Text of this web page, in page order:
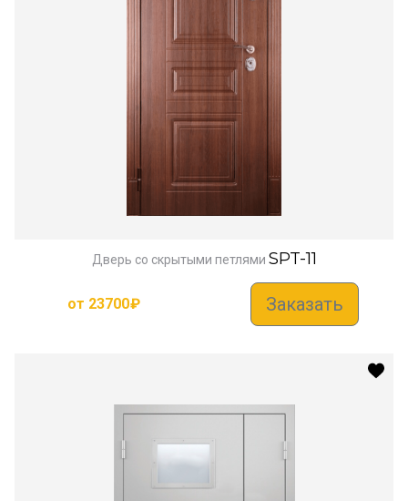
Дверь со скрытыми петлями SPT-11
от 23700₽ Заказать